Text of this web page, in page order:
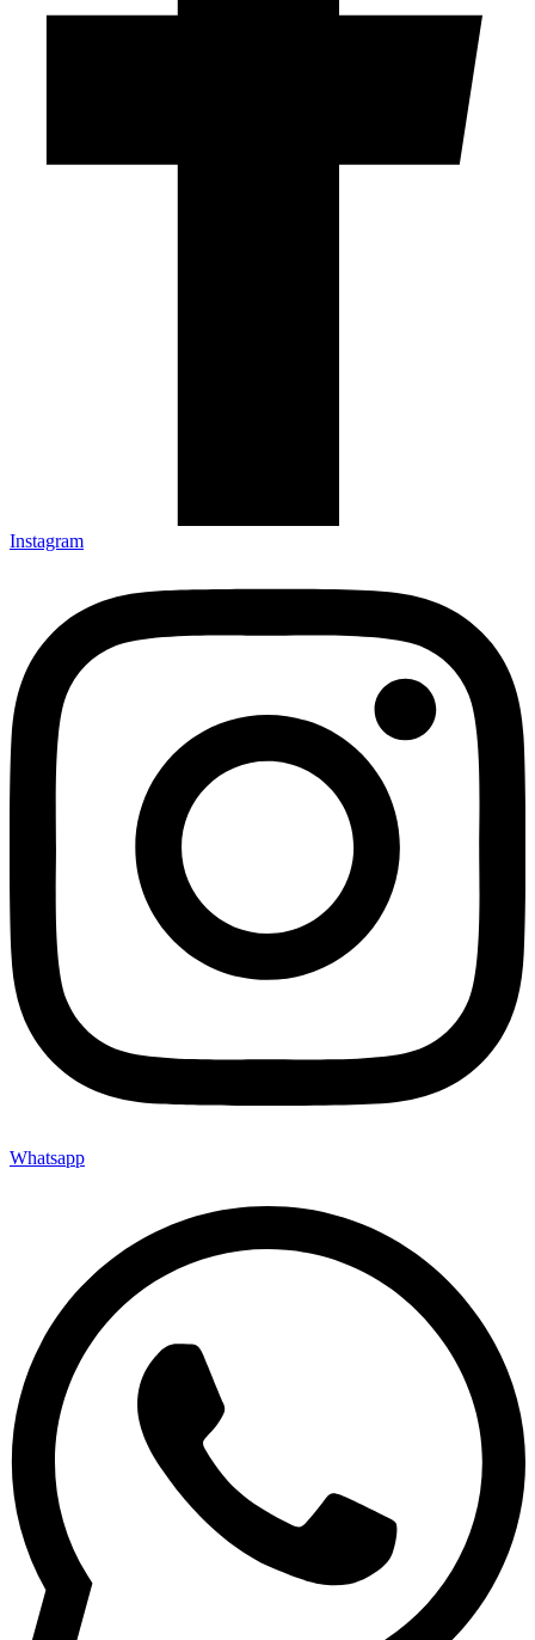
Instagram
Whatsapp